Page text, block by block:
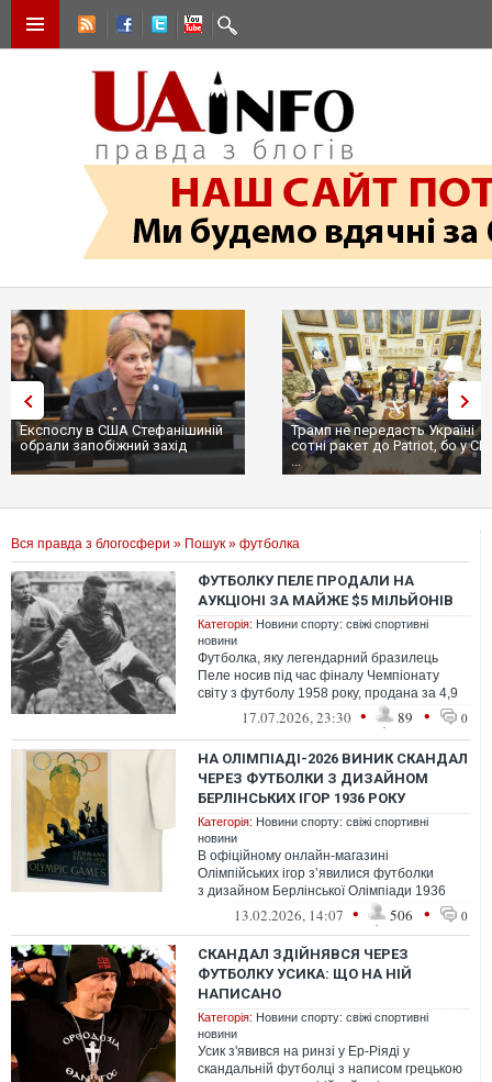
Експослу в США Стефанішиній
обрали запобіжний захід
Трамп не передасть Україні
сотні ракет до Patriot, бо у
...
Вся правда з блогосфери » Пошук » футболка
ФУТБОЛКУ ПЕЛЕ ПРОДАЛИ НА
АУКЦІОНІ ЗА МАЙЖЕ $5 МІЛЬЙОНІВ
Категорія: Новини спорту: свіжі спортивні
новини
Футболка, яку легендарний бразилець
Пеле носив під час фіналу Чемпіонату
світу з футболу 1958 року, продана за 4,9
мільйона доларів США на аукціоні So...
17.07.2026, 23:30 • 89 • 0
НА ОЛІМПІАДІ-2026 ВИНИК СКАНДАЛ
ЧЕРЕЗ ФУТБОЛКИ З ДИЗАЙНОМ
БЕРЛІНСЬКИХ ІГОР 1936 РОКУ
Категорія: Новини спорту: свіжі спортивні
новини
В офіційному онлайн‑магазині
Олімпійських ігор з’явилися футболки
з дизайном Берлінської Олімпіади 1936
року, яку нацистський режим
використовував для...
13.02.2026, 14:07 • 506 • 0
СКАНДАЛ ЗДІЙНЯВСЯ ЧЕРЕЗ
ФУТБОЛКУ УСИКА: ЩО НА НІЙ
НАПИСАНО
Категорія: Новини спорту: свіжі спортивні
новини
Усик з'явився на ринзі у Ер-Ріяді у
скандальній футболці з написом грецькою